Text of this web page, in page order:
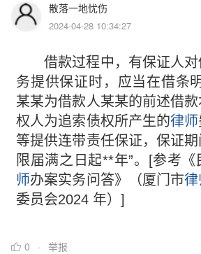
散落一地忧伤
2024-04-28 10:34:27
借款过程中，有保证人对
务提供保证时，应当在借条
某某为借款人某某的前述借
权人为追索债权所产生的律师
等提供连带责任保证，保证
限届满之日起**年”。[参考
师办案实务问答》（厦⻔市律
委员会2024 年）]
0 举报